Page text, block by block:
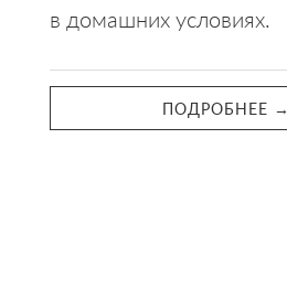
в домашних условиях.
ПОДРОБНЕЕ →